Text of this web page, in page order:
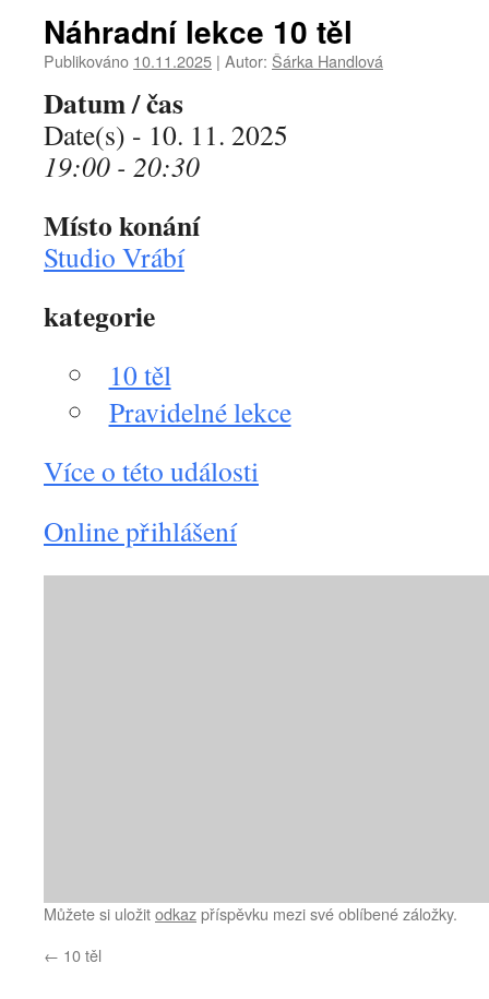
Náhradní lekce 10 těl
Publikováno 10.11.2025 | Autor: Šárka Handlová
Datum / čas
Date(s) - 10. 11. 2025
19:00 - 20:30
Místo konání
Studio Vrábí
kategorie
10 těl
Pravidelné lekce
Více o této události
Online přihlášení
Můžete si uložitodkazpříspěvku mezi své oblíbené záložky.
← 10 těl